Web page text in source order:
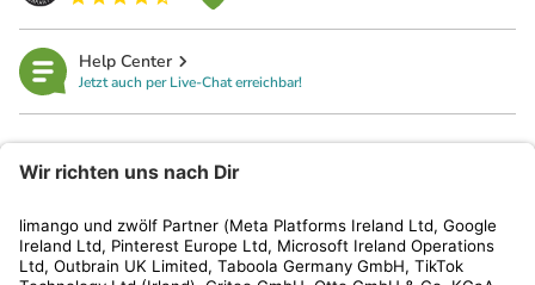
Help Center
Jetzt auch per Live-Chat erreichbar!
Kundenservice